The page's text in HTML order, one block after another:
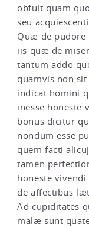
obfuit quam
seu
Quæ de pudore
iis quæ de
tantum addo
quamvis non
indicat homini
inesse honeste
bonus dicitur
nondum esse
quem facti
tamen
honeste
de affectibus
Ad cupiditates
malæ sunt